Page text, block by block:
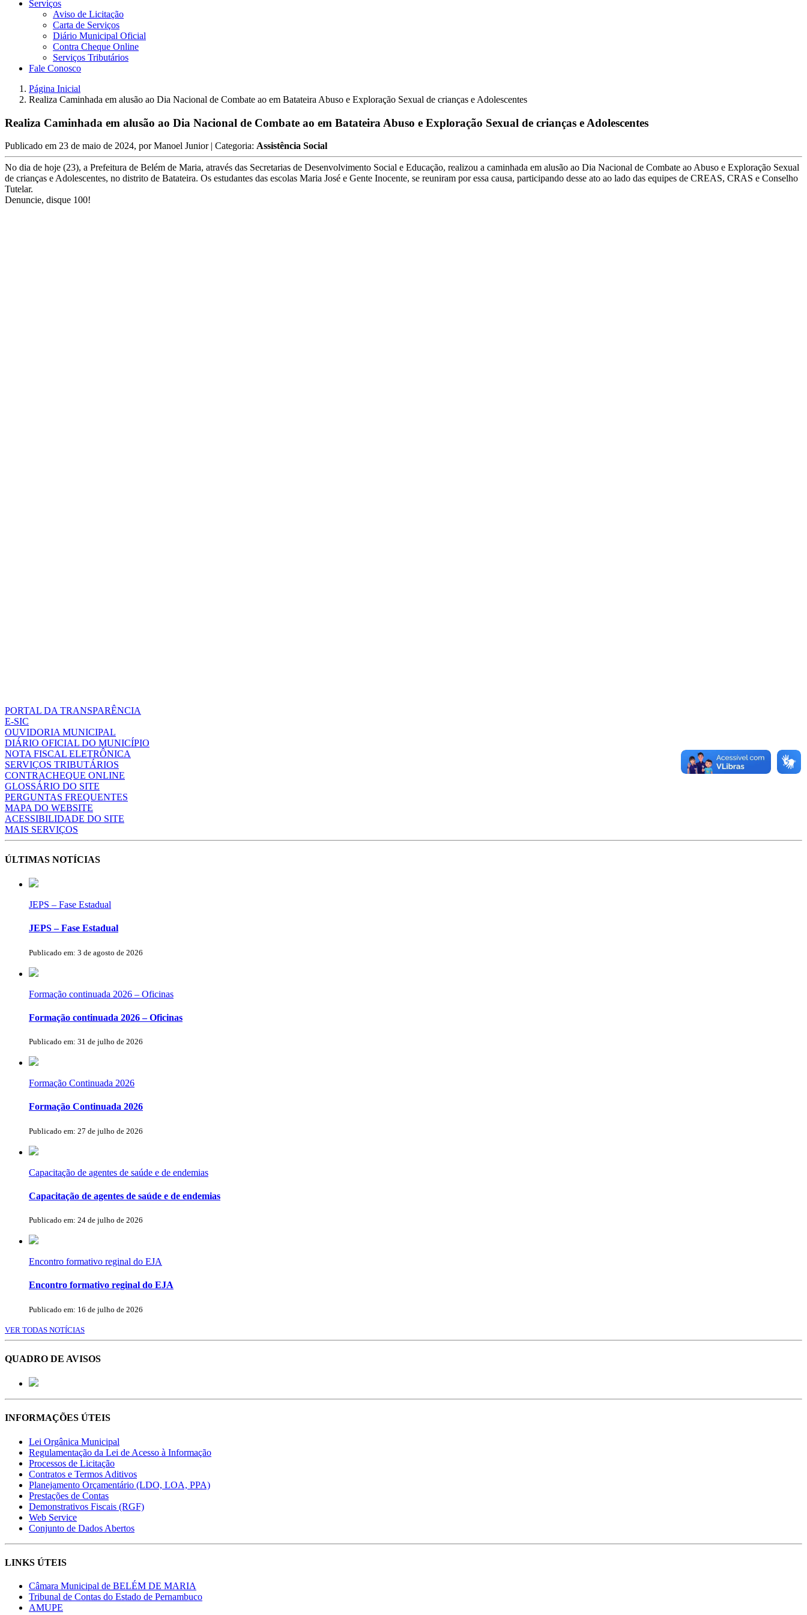
Serviços
Aviso de Licitação
Carta de Serviços
Diário Municipal Oficial
Contra Cheque Online
Serviços Tributários
Fale Conosco
Página Inicial
Realiza Caminhada em alusão ao Dia Nacional de Combate ao em Batateira Abuso e Exploração Sexual de crianças e Adolescentes
Realiza Caminhada em alusão ao Dia Nacional de Combate ao em Batateira Abuso e Exploração Sexual de crianças e Adolescentes
Publicado em 23 de maio de 2024, porManoel Junior | Categoria: Assistência Social
No dia de hoje (23), a Prefeitura de Belém de Maria, através das Secretarias de Desenvolvimento Social e Educação, realizou a caminhada em alusão ao Dia Nacional de Combate ao Abuso e Exploração Sexual
de crianças e Adolescentes, no distrito de Batateira. Os estudantes das escolas Maria José e Gente Inocente, se reuniram por essa causa, participando desse ato ao lado das equipes de CREAS, CRAS e Conselho
Tutelar.
Denuncie, disque 100!
PORTAL DA TRANSPARÊNCIA
E-SIC
OUVIDORIA MUNICIPAL
DIÁRIO OFICIAL DO MUNICÍPIO
NOTA FISCAL ELETRÔNICA
SERVIÇOS TRIBUTÁRIOS
CONTRACHEQUE ONLINE
GLOSSÁRIO DO SITE
PERGUNTAS FREQUENTES
MAPA DO WEBSITE
ACESSIBILIDADE DO SITE
MAIS SERVIÇOS
ÚLTIMAS NOTÍCIAS
JEPS – Fase Estadual
JEPS – Fase Estadual
Publicado em: 3 de agosto de 2026
Formação continuada 2026 – Oficinas
Formação continuada 2026 – Oficinas
Publicado em: 31 de julho de 2026
Formação Continuada 2026
Formação Continuada 2026
Publicado em: 27 de julho de 2026
Capacitação de agentes de saúde e de endemias
Capacitação de agentes de saúde e de endemias
Publicado em: 24 de julho de 2026
Encontro formativo reginal do EJA
Encontro formativo reginal do EJA
Publicado em: 16 de julho de 2026
VER TODAS NOTÍCIAS
QUADRO DE AVISOS
INFORMAÇÕES ÚTEIS
Lei Orgânica Municipal
Regulamentação da Lei de Acesso à Informação
Processos de Licitação
Contratos e Termos Aditivos
Planejamento Orçamentário (LDO, LOA, PPA)
Prestações de Contas
Demonstrativos Fiscais (RGF)
Web Service
Conjunto de Dados Abertos
LINKS ÚTEIS
Câmara Municipal de BELÉM DE MARIA
Tribunal de Contas do Estado de Pernambuco
AMUPE